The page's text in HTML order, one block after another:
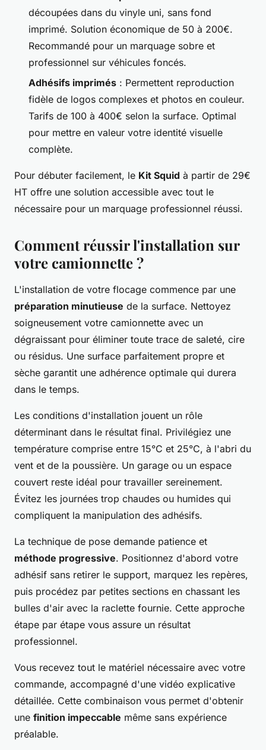
découpées dans du vinyle uni, sans fond
imprimé. Solution économique de 50 à 200€.
Recommandé pour un marquage sobre et
professionnel sur véhicules foncés.
Adhésifs imprimés : Permettent reproduction
fidèle de logos complexes et photos en couleur.
Tarifs de 100 à 400€ selon la surface. Optimal
pour mettre en valeur votre identité visuelle
complète.
Pour débuter facilement, le Kit Squid à partir de 29€
HT offre une solution accessible avec tout le
nécessaire pour un marquage professionnel réussi.
Comment réussir l'installation sur
votre camionnette ?
L'installation de votre flocage commence par une
préparation minutieuse de la surface. Nettoyez
soigneusement votre camionnette avec un
dégraissant pour éliminer toute trace de saleté, cire
ou résidus. Une surface parfaitement propre et
sèche garantit une adhérence optimale qui durera
dans le temps.
Les conditions d'installation jouent un rôle
déterminant dans le résultat final. Privilégiez une
température comprise entre 15°C et 25°C, à l'abri du
vent et de la poussière. Un garage ou un espace
couvert reste idéal pour travailler sereinement.
Évitez les journées trop chaudes ou humides qui
compliquent la manipulation des adhésifs.
La technique de pose demande patience et
méthode progressive. Positionnez d'abord votre
adhésif sans retirer le support, marquez les repères,
puis procédez par petites sections en chassant les
bulles d'air avec la raclette fournie. Cette approche
étape par étape vous assure un résultat
professionnel.
Vous recevez tout le matériel nécessaire avec votre
commande, accompagné d'une vidéo explicative
détaillée. Cette combinaison vous permet d'obtenir
une finition impeccable même sans expérience
préalable.